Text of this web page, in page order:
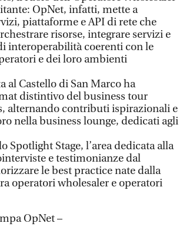
OpNet, infatti, mette a
piattaforme e API di rete che
risorse, integrare servizi e
interoperabilità coerenti con le
e dei loro ambienti
al Castello di San Marco ha
distintivo del business tour
alternando contributi ispirazionali e
nella business lounge, dedicati agli
Spotlight Stage, l’area dedicata alla
e testimonianze dal
le best practice nate dalla
operatori wholesaler e operatori
OpNet –